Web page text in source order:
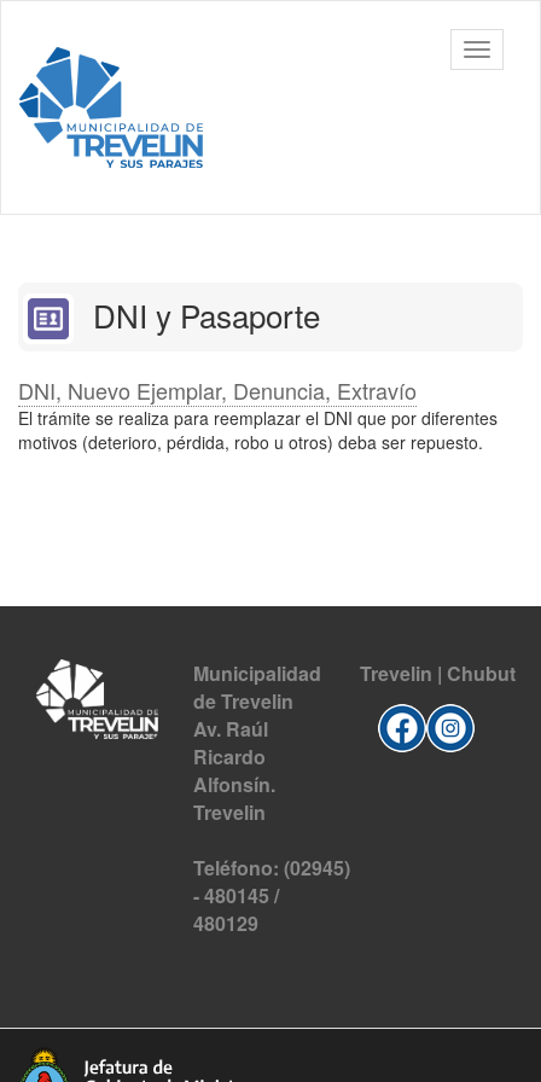
contenido
principal
Toggle
DNI y Pasaporte
DNI, Nuevo Ejemplar, Denuncia, Extravío
El trámite se realiza para reemplazar el DNI que por diferentes
motivos (deterioro, pérdida, robo u otros) deba ser repuesto.
Municipalidad
de Trevelin
Av. Raúl
Ricardo
Alfonsín.
Trevelin
Teléfono: (02945)
- 480145 /
480129
Trevelin | Chubut